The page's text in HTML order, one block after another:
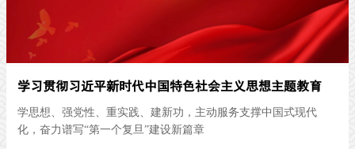
学习贯彻习近平新时代中国特色社会主义思想主题教育
学思想、强党性、重实践、建新功，主动服务支撑中国式现代
化，奋力谱写“第一个复旦”建设新篇章